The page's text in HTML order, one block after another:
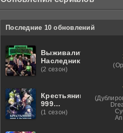
Последние 10 обновлений
Выживалити.
Наследники
(2 сезон)
Крестьянин
999
уровня
(1 сезон)